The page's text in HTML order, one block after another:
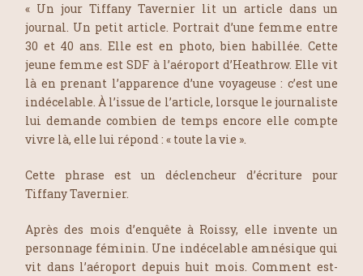
« Un jour Tiffany Tavernier lit un article dans un
journal. Un petit article. Portrait d’une femme entre
30 et 40 ans. Elle est en photo, bien habillée. Cette
jeune femme est SDF à l’aéroport d’Heathrow. Elle vit
là en prenant l’apparence d’une voyageuse : c’est une
indécelable. À l’issue de l’article, lorsque le journaliste
lui demande combien de temps encore elle compte
vivre là, elle lui répond : « toute la vie ».
Cette phrase est un déclencheur d’écriture pour
Tiffany Tavernier.
Après des mois d’enquête à Roissy, elle invente un
personnage féminin. Une indécelable amnésique qui
vit dans l’aéroport depuis huit mois. Comment est-